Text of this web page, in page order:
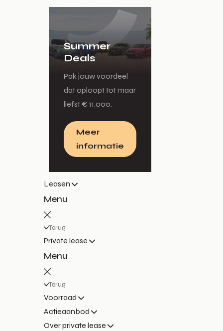
Summer
Deals
Pak jouw voordeel
dat oploopt tot maar
liefst € 11.000.
Meer
informatie
Leasen
Menu
Terug
Private lease
Menu
Terug
Voorraad
Actieaanbod
Over private lease